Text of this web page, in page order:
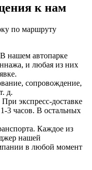
к нам
по маршруту
нашем автопарке
и любая из них
сопровождение,
д.
экспресс-доставке
3 часов. В остальных
Каждое из
нашей
в любой момент